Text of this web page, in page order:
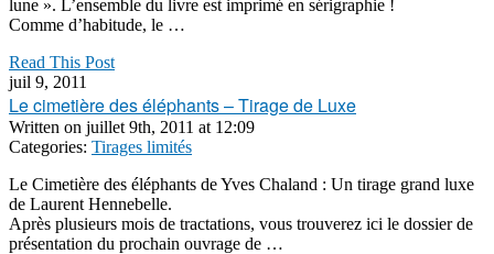
lune ». L’ensemble du livre est imprimé en sérigraphie !
Comme d’habitude, le …
Read This Post
juil 9, 2011
Le cimetière des éléphants – Tirage de Luxe
Written on juillet 9th, 2011 at 12:09
Categories: Tirages limités
Le Cimetière des éléphants de Yves Chaland : Un tirage grand luxe
de Laurent Hennebelle.
Après plusieurs mois de tractations, vous trouverez ici le dossier de
présentation du prochain ouvrage de …